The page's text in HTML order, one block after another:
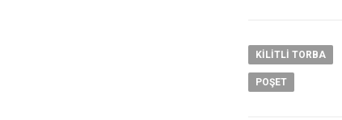
KILITLI TORBA
POŞET